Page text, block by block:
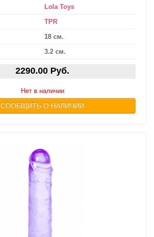
Lola Toys
TPR
18 см.
3.2 см.
2290.00 Руб.
Нет в наличии
СООБЩИТЬ О НАЛИЧИИ